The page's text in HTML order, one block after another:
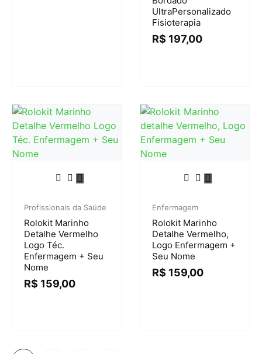
UltraPersonalizado
Fisioterapia
R$ 197,00
Profissionais da Saúde
Rolokit Marinho
Detalhe Vermelho
Logo Téc.
Enfermagem + Seu
Nome
R$ 159,00
Enfermagem
Rolokit Marinho
Detalhe Vermelho,
Logo Enfermagem +
Seu Nome
R$ 159,00